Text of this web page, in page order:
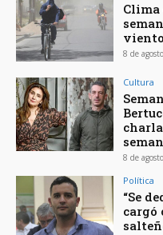
Clima
8 de
Cultura
8 de
Política
“Se
cargó